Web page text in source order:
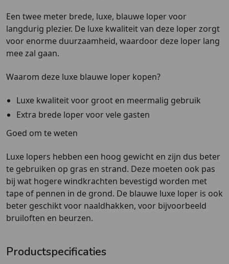
Een twee meter brede, luxe, blauwe loper voor
langdurig plezier. De luxe kwaliteit van deze loper zorgt
voor enorme duurzaamheid, waardoor deze loper lang
mee zal gaan.
Waarom deze luxe blauwe loper kopen?
Luxe kwaliteit voor groot en meermalig gebruik
Extra brede loper voor vele gasten
Goed om te weten
Luxe lopers hebben een hoog gewicht en zijn dus beter
te gebruiken op gras en strand. Deze moeten ook pas
bij wat hogere windkrachten bevestigd worden met
tape of pennen in de grond. De blauwe luxe loper is ook
beter geschikt voor naaldhakken, voor bijvoorbeeld
bruiloften en beurzen.
Productspecificaties